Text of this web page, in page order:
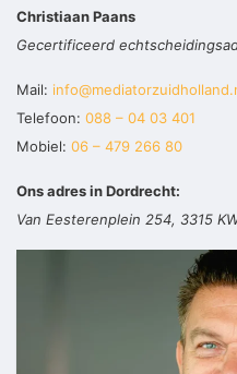
Christiaan Paans
Gecertificeerd
Mail:
Telefoon: 088 – 04 03 401
Mobiel: 06 – 479 266 80
Ons adres in Dordrecht:
Van Eesterenplein 254, 3315